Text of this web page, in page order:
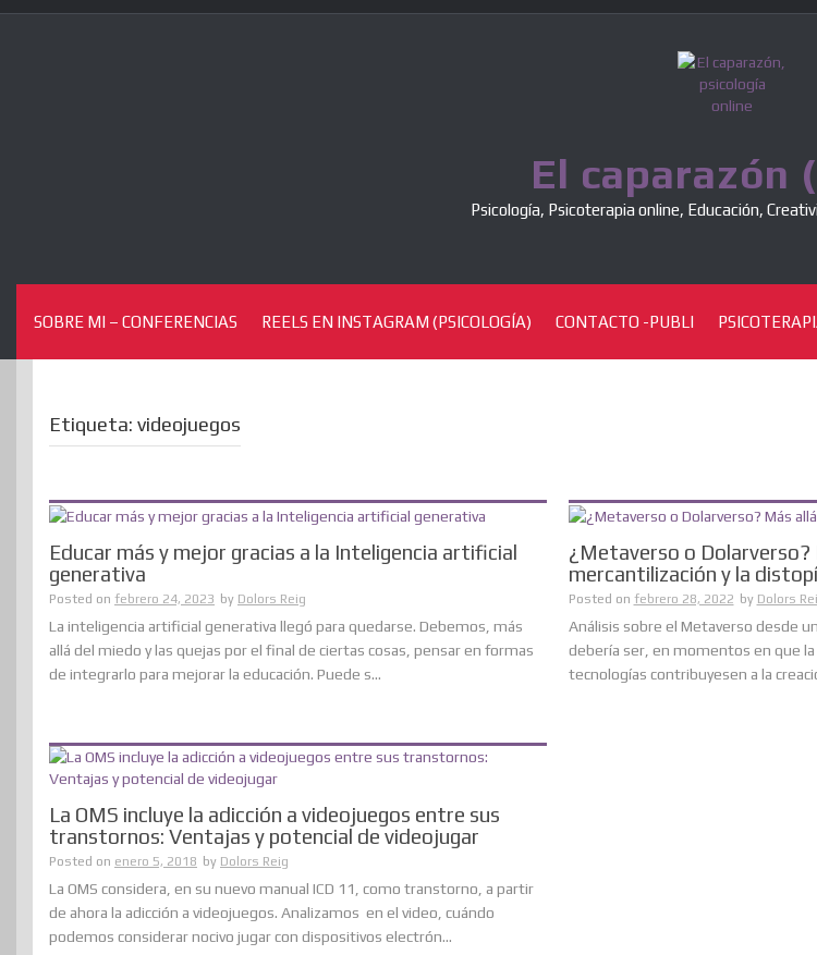
Skip
El caparazón
Psicología, Psicoterapia online, Educación,
SOBRE MI – CONFERENCIAS REELS EN INSTAGRAM (PSICOLOGÍA) CONTACTO -PUBLI
Etiqueta: videojuegos
Educar más y mejor gracias a la Inteligencia artificial
generativa
Posted on febrero 24, 2023 by Dolors Reig
La inteligencia artificial generativa llegó para quedarse. Debemos, más
allá del miedo y las quejas por el final de ciertas cosas, pensar en formas
de integrarlo para mejorar la educación. Puede s...
¿Metaverso o Dolarverso?
mercantilización y la
Posted on febrero 28, 2022 by Dolors
Análisis sobre el Metaverso desde
debería ser, en momentos en que
tecnologías contribuyesen a la
La OMS incluye la adicción a videojuegos entre sus
transtornos: Ventajas y potencial de videojugar
Posted on enero 5, 2018 by Dolors Reig
La OMS considera, en su nuevo manual ICD 11, como transtorno, a partir
de ahora la adicción a videojuegos. Analizamos en el video, cuándo
podemos considerar nocivo jugar con dispositivos electrón...